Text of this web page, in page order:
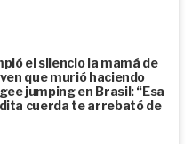
el silencio la mamá de
que murió haciendo
jumping en Brasil: “Esa
cuerda te arrebató de